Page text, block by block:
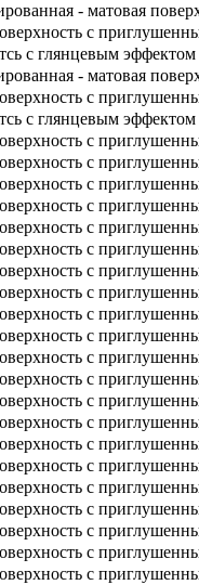
- матовая
с
с глянцевым эффектом
- матовая
с
с глянцевым эффектом
с
с
с
с
с
с
с
с
с
с
с
с
с
с
с
с
с
с
с
с
с